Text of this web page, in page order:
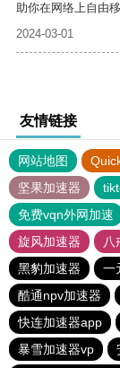
助你在网络上自由移
2024-03-01
友情链接
网站地图
坚果加速器
免费vqn外网加速
旋风加速器
八
黑豹加速器
一
酷通npv加速器
快连加速器app
暴雪加速器vp